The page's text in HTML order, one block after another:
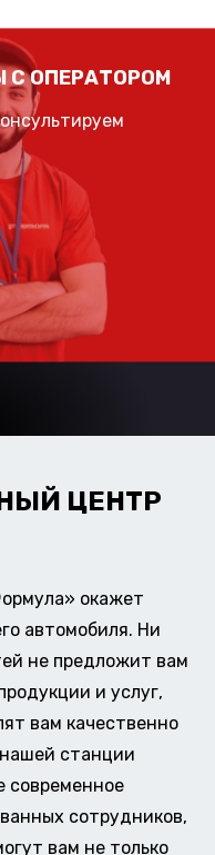
ОПЕРАТОРОМ
ЦЕНТР
окажет
автомобиля. Ни
не предложит вам
и услуг,
вам качественно
станции
современное
сотрудников,
вам не только